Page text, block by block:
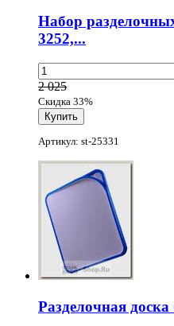
Набор
3252,...
2 025
Скидка 33%
Артикул: st-25331
Разделочная